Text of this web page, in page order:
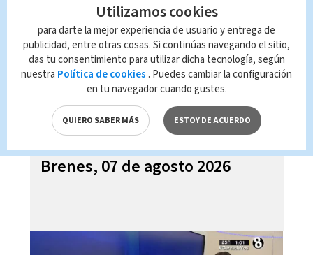
Telediario En Directo con Paula
Brenes, 07 de agosto 2026
Utilizamos cookies
para darte la mejor experiencia de usuario y entrega de
publicidad, entre otras cosas. Si continúas navegando el sitio,
das tu consentimiento para utilizar dicha tecnología, según
nuestra Política de cookies . Puedes cambiar la configuración
en tu navegador cuando gustes.
QUIERO SABER MÁS ESTOY DE ACUERDO